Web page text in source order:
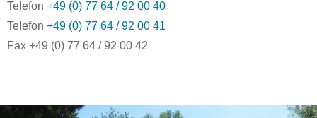
Telefon +49 (0) 77 64 / 92 00 40
Telefon +49 (0) 77 64 / 92 00 41
Fax +49 (0) 77 64 / 92 00 42